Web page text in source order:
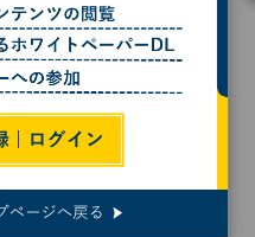
06/10 11:57